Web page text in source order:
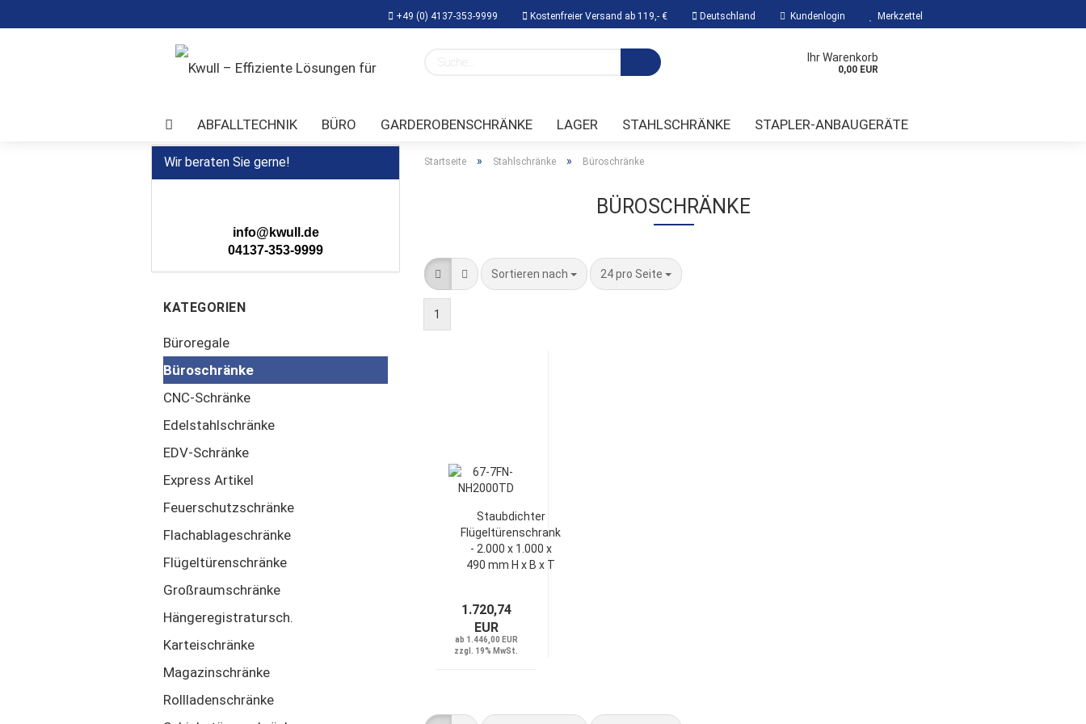
+49 (0) 4137-353-9999 Kostenfreier Versand ab 119,- € Deutschland Kundenlogin
Passwort vergessen?
Merkzettel
Ihr Warenkorb
0,00 EUR
ABFALLTECHNIK BÜRO GARDEROBENSCHRÄNKE LAGER STAHLSCHRÄNKE
STAPLER-ANBAUGERÄTE
TRANSPORTGERÄTE
Startseite » Stahlschränke » Büroschränke
BÜROSCHRÄNKE
Sortieren nach 24 pro Seite
1
Staubdichter
Flügeltürenschrank
- 2.000 x 1.000 x
490 mm H x B x T
1.720,74
EUR
ab 1.446,00 EUR
zzgl. 19% MwSt.
Wir beraten Sie gerne!
info@kwull.de
04137-353-9999
KATEGORIEN
Büroregale
Büroschränke
CNC-Schränke
Edelstahlschränke
EDV-Schränke
Express Artikel
Feuerschutzschränke
Flachablageschränke
Flügeltürenschränke
Großraumschränke
Hängeregistratursch.
Karteischränke
Magazinschränke
Rollladenschränke